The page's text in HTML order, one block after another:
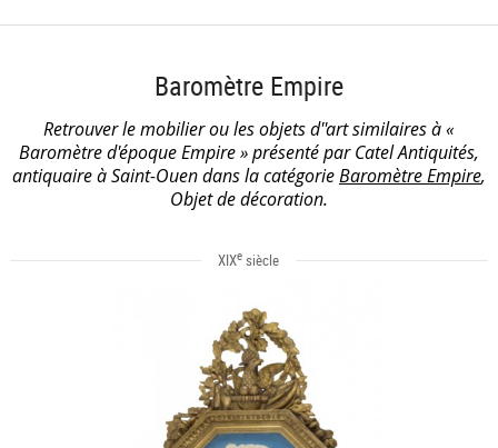
Baromètre Empire
Retrouver le mobilier ou les objets d''art similaires à «
Baromètre d'époque Empire » présenté par Catel Antiquités,
antiquaire à Saint-Ouen dans la catégorieBaromètre Empire,
Objet de décoration.
XIXe siècle